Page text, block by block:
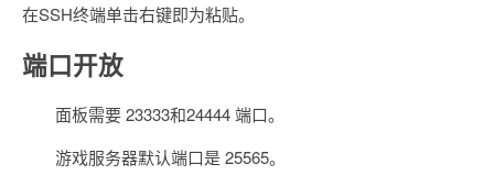
在SSH终端单击右键即为粘贴。
端口开放
面板需要 23333和24444 端口。
游戏服务器默认端口是 25565。